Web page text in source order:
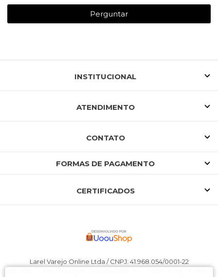
Perguntar
INSTITUCIONAL
ATENDIMENTO
CONTATO
FORMAS DE PAGAMENTO
CERTIFICADOS
Larel Varejo Online Ltda / CNPJ: 41.968.054/0001-22